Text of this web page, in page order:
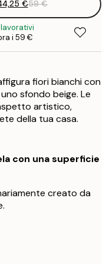
€59 €
i 59 €
fiori bianchi con
sfondo beige. Le
artistico,
della tua casa.
con una superficie
creato da